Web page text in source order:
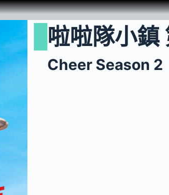
啦啦隊小鎮
Cheer Season 2